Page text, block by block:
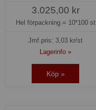
3.025,00 kr
Hel förpackning = 10*100 st
Jmf.pris: 3,03 kr/st
Lagerinfo »
Köp »